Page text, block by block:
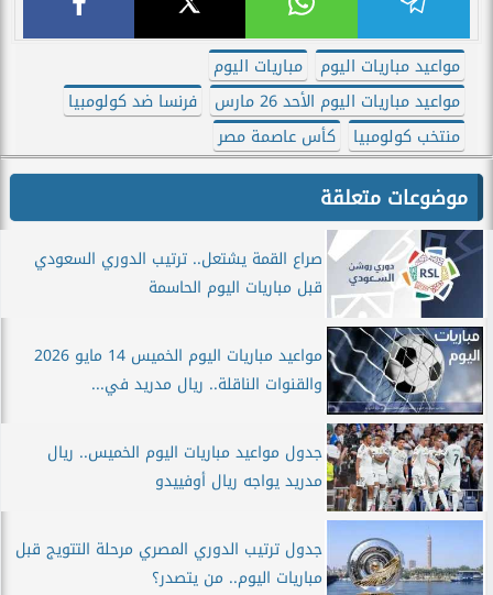
مواعيد مباريات اليوم
مباريات اليوم
مواعيد مباريات اليوم الأحد 26 مارس
فرنسا ضد كولومبيا
منتخب كولومبيا
كأس عاصمة مصر
موضوعات متعلقة
صراع القمة يشتعل.. ترتيب الدوري السعودي
قبل مباريات اليوم الحاسمة
مواعيد مباريات اليوم الخميس 14 مايو 2026
والقنوات الناقلة.. ريال مدريد في...
جدول مواعيد مباريات اليوم الخميس.. ريال
مدريد يواجه ريال أوفييدو
جدول ترتيب الدوري المصري مرحلة التتويج قبل
مباريات اليوم.. من يتصدر؟